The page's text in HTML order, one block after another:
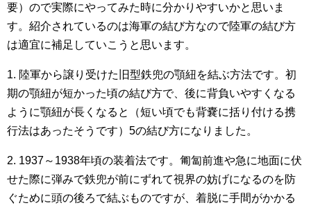
要）ので実際にやってみた時に分かりやすいかと思いま
す。紹介されているのは海軍の結び方なので陸軍の結び方
は適宜に補足していこうと思います。
1. 陸軍から譲り受けた旧型鉄兜の顎紐を結ぶ方法です。初
期の顎紐が短かった頃の結び方で、後に背負いやすくなる
ように顎紐が長くなると（短い頃でも背嚢に括り付ける携
行法はあったそうです）5の結び方になりました。
2. 1937～1938年頃の装着法です。匍匐前進や急に地面に伏
せた際に弾みで鉄兜が前にずれて視界の妨げになるのを防
ぐために頭の後ろで結ぶものですが、着脱に手間がかかる